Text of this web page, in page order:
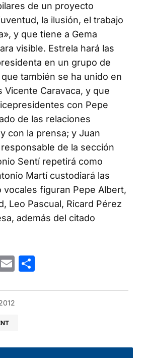
de un proyecto
la ilusión, el trabajo
y que tiene a Gema
visible. Estrela hará las
en un grupo de
también se ha unido en
Vicente Caravaca, y que
con Pepe
de las relaciones
con la prensa; y Juan
de la sección
Sentí repetirá como
Martí custodiará las
vocales figuran Pepe Albert,
Leo Pascual, Ricard Pérez
además del citado
Email